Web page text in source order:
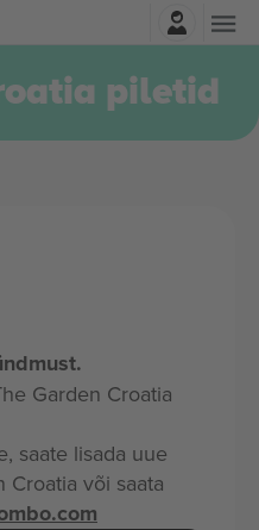
piletid
Garden Croatia
saate lisada uue
Croatia või saata